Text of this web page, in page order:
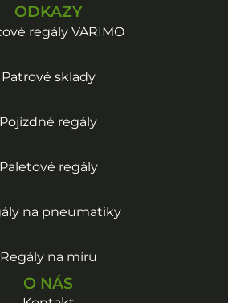
ODKAZY
regály VARIMO
Patrové sklady
Pojízdné regály
Paletové regály
na pneumatiky
Regály na míru
O NÁS